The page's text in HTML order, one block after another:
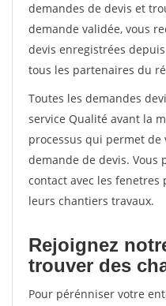
demandes de devis et
demande validée, vous
devis enregistrées
tous les partenaires du
Toutes les demandes
service Qualité avant la
processus qui permet
demande de devis. Vous
contact avec les
leurs chantiers travaux.
Rejoignez
trouver des
Pour pérénniser votre